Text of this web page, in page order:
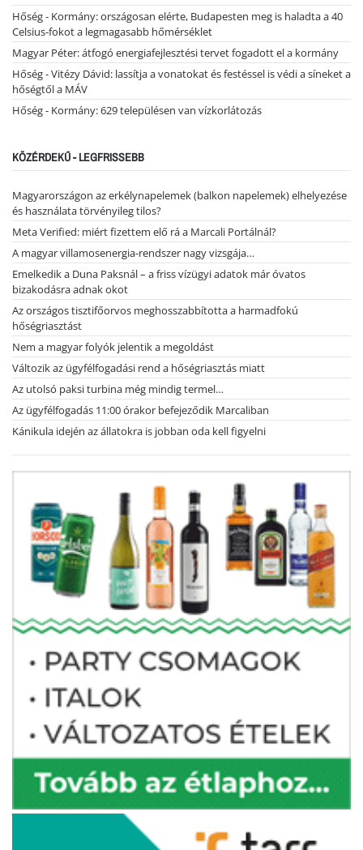
Hőség - Kormány: országosan elérte, Budapesten meg is haladta a 40
Celsius-fokot a legmagasabb hőmérséklet
Magyar Péter: átfogó energiafejlesztési tervet fogadott el a kormány
Hőség - Vitézy Dávid: lassítja a vonatokat és festéssel is védi a síneket a
hőségtől a MÁV
Hőség - Kormány: 629 településen van vízkorlátozás
KÖZÉRDEKŰ - LEGFRISSEBB
Magyarországon az erkélynapelemek (balkon napelemek) elhelyezése
és használata törvényileg tilos?
Meta Verified: miért fizettem elő rá a Marcali Portálnál?
A magyar villamosenergia-rendszer nagy vizsgája…
Emelkedik a Duna Paksnál – a friss vízügyi adatok már óvatos
bizakodásra adnak okot
Az országos tisztifőorvos meghosszabbította a harmadfokú
hőségriasztást
Nem a magyar folyók jelentik a megoldást
Változik az ügyfélfogadási rend a hőségriasztás miatt
Az utolsó paksi turbina még mindig termel…
Az ügyfélfogadás 11:00 órakor befejeződik Marcaliban
Kánikula idején az állatokra is jobban oda kell figyelni